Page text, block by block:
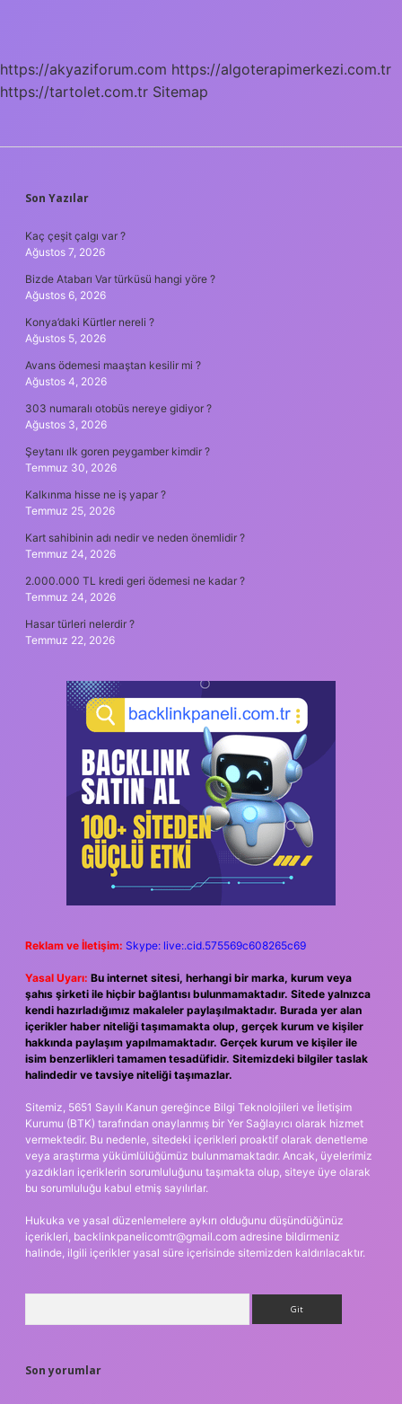
https://akyaziforum.com https://algoterapimerkezi.com.tr
https://tartolet.com.tr Sitemap
SIDEBAR
Son Yazılar
Kaç çeşit çalgı var ?
Ağustos 7, 2026
Bizde Atabarı Var türküsü hangi yöre ?
Ağustos 6, 2026
Konya’daki Kürtler nereli ?
Ağustos 5, 2026
Avans ödemesi maaştan kesilir mi ?
Ağustos 4, 2026
303 numaralı otobüs nereye gidiyor ?
Ağustos 3, 2026
Şeytanı ılk goren peygamber kimdir ?
Temmuz 30, 2026
Kalkınma hisse ne iş yapar ?
Temmuz 25, 2026
Kart sahibinin adı nedir ve neden önemlidir ?
Temmuz 24, 2026
2.000.000 TL kredi geri ödemesi ne kadar ?
Temmuz 24, 2026
Hasar türleri nelerdir ?
Temmuz 22, 2026
Reklam ve İletişim: Skype: live:.cid.575569c608265c69
Yasal Uyarı: Bu internet sitesi, herhangi bir marka, kurum veya
şahıs şirketi ile hiçbir bağlantısı bulunmamaktadır. Sitede yalnızca
kendi hazırladığımız makaleler paylaşılmaktadır. Burada yer alan
içerikler haber niteliği taşımamakta olup, gerçek kurum ve kişiler
hakkında paylaşım yapılmamaktadır. Gerçek kurum ve kişiler ile
isim benzerlikleri tamamen tesadüfidir. Sitemizdeki bilgiler taslak
halindedir ve tavsiye niteliği taşımazlar.
Sitemiz, 5651 Sayılı Kanun gereğince Bilgi Teknolojileri ve İletişim
Kurumu (BTK) tarafından onaylanmış bir Yer Sağlayıcı olarak hizmet
vermektedir. Bu nedenle, sitedeki içerikleri proaktif olarak denetleme
veya araştırma yükümlülüğümüz bulunmamaktadır. Ancak, üyelerimiz
yazdıkları içeriklerin sorumluluğunu taşımakta olup, siteye üye olarak
bu sorumluluğu kabul etmiş sayılırlar.
Hukuka ve yasal düzenlemelere aykırı olduğunu düşündüğünüz
içerikleri, backlinkpanelicomtr@gmail.com adresine bildirmeniz
halinde, ilgili içerikler yasal süre içerisinde sitemizden kaldırılacaktır.
Son yorumlar